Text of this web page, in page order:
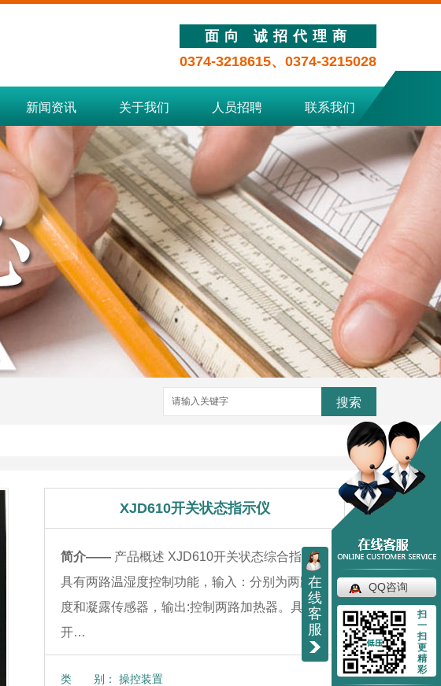
面向 诚招代理商
0374-3218615、0374-3215028
新闻资讯 关于我们 人员招聘 联系我们
搜索
XJD610开关状态指示仪
简介—— 产品概述 XJD610开关状态综合指示仪
具有两路温湿度控制功能，输入：分别为两路温
度和凝露传感器，输出:控制两路加热器。具有
开…
类 别： 操控装置
在
线
客
服
QQ咨询
扫
一
扫
更
精
彩